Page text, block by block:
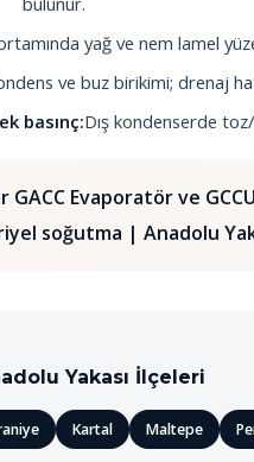
yağ ve nem lamel
ve buz birikimi; drenaj
basınç:Dış kondenserde
Evaporatör ve
soğutma | Anadolu
Yakası İlçeleri
Kartal Maltepe